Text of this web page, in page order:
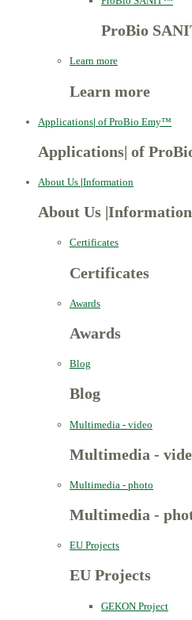
ProBio
Learn more
Learn more
Applications| of ProBio Emy™
Applications of
About Us |Information
About Us Information
Certificates
Certificates
Awards
Awards
Blog
Blog
Multimedia - video
Multimedia -
Multimedia - photo
Multimedia -
EU Projects
EU Projects
GEKON Project